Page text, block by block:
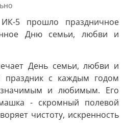
5 прошло праздничное
Дню семьи, любви и
День семьи, любви и
праздник с каждым годом
значимым и любимым. Его
- скромный полевой
чистоту, искренность